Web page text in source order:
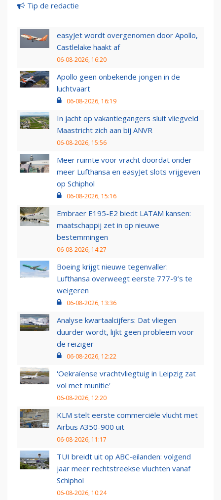
Tip de redactie
easyJet wordt overgenomen door Apollo,
Castlelake haakt af
06-08-2026, 16:20
Apollo geen onbekende jongen in de
luchtvaart
06-08-2026, 16:19
In jacht op vakantiegangers sluit vliegveld
Maastricht zich aan bij ANVR
06-08-2026, 15:56
Meer ruimte voor vracht doordat onder
meer Lufthansa en easyJet slots vrijgeven
op Schiphol
06-08-2026, 15:16
Embraer E195-E2 biedt LATAM kansen:
maatschappij zet in op nieuwe
bestemmingen
06-08-2026, 14:27
Boeing krijgt nieuwe tegenvaller:
Lufthansa overweegt eerste 777-9’s te
weigeren
06-08-2026, 13:36
Analyse kwartaalcijfers: Dat vliegen
duurder wordt, lijkt geen probleem voor
de reiziger
06-08-2026, 12:22
'Oekraïense vrachtvliegtuig in Leipzig zat
vol met munitie'
06-08-2026, 12:20
KLM stelt eerste commerciële vlucht met
Airbus A350-900 uit
06-08-2026, 11:17
TUI breidt uit op ABC-eilanden: volgend
jaar meer rechtstreekse vluchten vanaf
Schiphol
06-08-2026, 10:24